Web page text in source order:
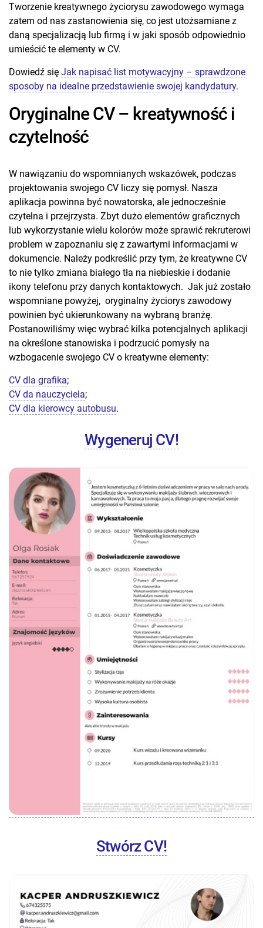
Tworzenie kreatywnego życiorysu zawodowego wymaga
zatem od nas zastanowienia się, co jest utożsamiane z
daną specjalizacją lub firmą i w jaki sposób odpowiednio
umieścić te elementy w CV.
Dowiedź się Jak napisać list motywacyjny – sprawdzone
sposoby na idealne przedstawienie swojej kandydatury.
Oryginalne CV – kreatywność i
czytelność
W nawiązaniu do wspomnianych wskazówek, podczas
projektowania swojego CV liczy się pomysł. Nasza
aplikacja powinna być nowatorska, ale jednocześnie
czytelna i przejrzysta. Zbyt dużo elementów graficznych
lub wykorzystanie wielu kolorów może sprawić rekruterowi
problem w zapoznaniu się z zawartymi informacjami w
dokumencie. Należy podkreślić przy tym, że kreatywne CV
to nie tylko zmiana białego tła na niebieskie i dodanie
ikony telefonu przy danych kontaktowych. Jak już zostało
wspomniane powyżej, oryginalny życiorys zawodowy
powinien być ukierunkowany na wybraną branżę.
Postanowiliśmy więc wybrać kilka potencjalnych aplikacji
na określone stanowiska i podrzucić pomysły na
wzbogacenie swojego CV o kreatywne elementy:
CV dla grafika;
CV da nauczyciela;
CV dla kierowcy autobusu.
Wygeneruj CV!
Stwórz CV!